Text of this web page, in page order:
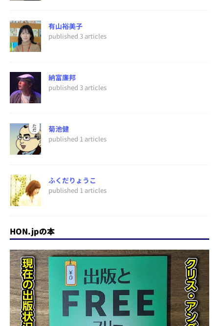
有山裕美子
published 3 articles
納富廉邦
published 3 articles
菊池健
published 1 articles
ふくだりょうこ
published 1 articles
HON.jpの本